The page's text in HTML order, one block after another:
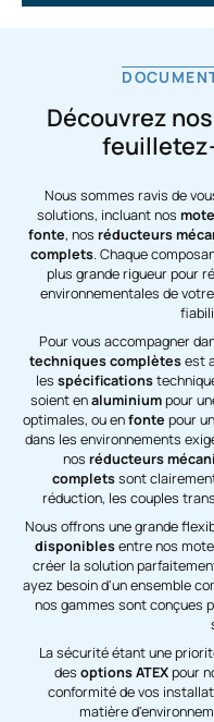
Découvrez
Nous sommes ravis de
solutions, incluant nos
fonte, nos réducteurs
complets. Chaque
plus grande rigueur pour
environnementales de
Pour vous accompagner
techniques complètesest
les spécifications
soient enaluminiumpour
optimales, ou enfonte pour
dans les environnements
nos réducteurs
completssont
réduction, les couples
Nous offrons une grande
disponiblesentre nos
créer la solution
ayez besoin d'un ensemble
nos gammes sont conçues
La sécurité étant une
des options ATEXpour
conformité de vos
matière